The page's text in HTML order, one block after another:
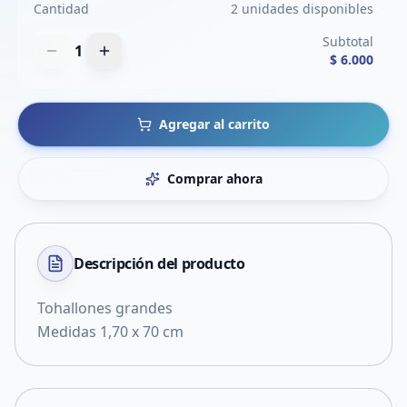
Cantidad 2 unidades disponibles
1
Subtotal
$ 6.000
Agregar al carrito
Comprar ahora
Descripción del producto
Tohallones grandes
Medidas 1,70 x 70 cm